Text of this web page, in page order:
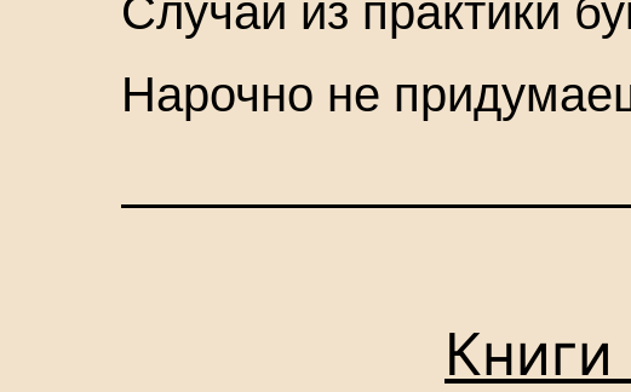
Нарочно не